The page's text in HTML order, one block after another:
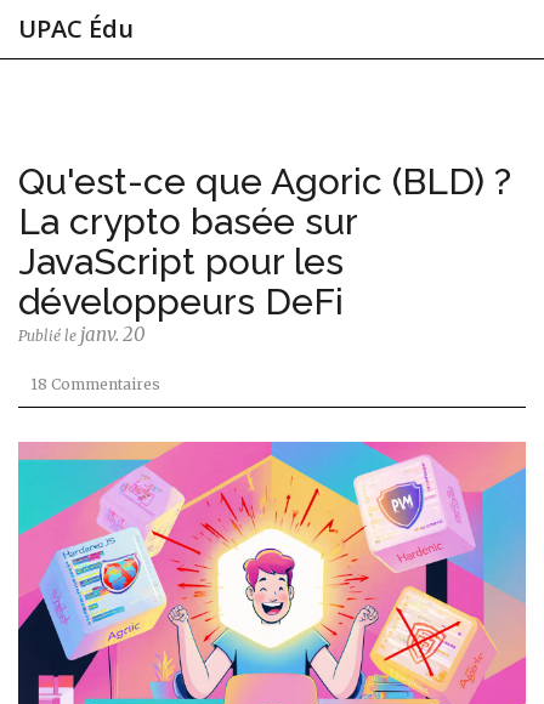
UPAC Édu
Qu'est-ce que Agoric (BLD) ?
La crypto basée sur
JavaScript pour les
développeurs DeFi
Publié le janv. 20
18 Commentaires